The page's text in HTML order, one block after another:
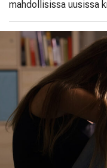
mahdollisissa uusissa